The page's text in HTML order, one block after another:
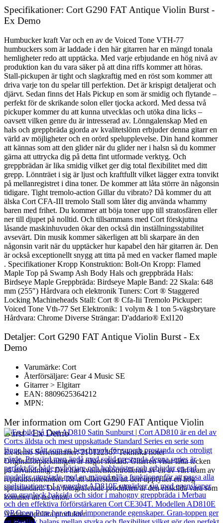
Specifikationer: Cort G290 FAT Antique Violin Burst -
Ex Demo
Humbucker kraft Var och en av de Voiced Tone VTH-77
humbuckers som är laddade i den här gitarren har en mängd tonala
hemligheter redo att upptäcka. Med varje erbjudande en hög nivå av
produktion kan du vara säker på att dina riffs kommer att höras.
Stall-pickupen är tight och slagkraftig med en röst som kommer att
driva varje ton du spelar till perfektion. Det är krispigt detaljerat och
djärvt. Sedan finns det Hals Pickup en som är smidig och flytande –
perfekt för de skrikande solon eller tjocka ackord. Med dessa två
pickuper kommer du att kunna utvecklas och utöka dina licks –
oavsett vilken genre du är intresserad av. Lönngalenskap Med en
hals och greppbräda gjorda av kvalitetslönn erbjuder denna gitarr en
värld av möjligheter och en orörd spelupplevelse. Din hand kommer
att kännas som att den glider när du glider ner i halsn så du kommer
gärna att uttrycka dig på detta fint utformade verktyg. Och
greppbrädan är lika smidig vilket ger dig total flexibilitet med ditt
grepp. Lönnträet i sig är ljust och kraftfullt vilket lägger extra tonvikt
på mellanregistret i dina toner. De kommer att låta större än någonsin
tidigare. Tight tremolo-action Gillar du vibrato? Då kommer du att
älska Cort CFA-III tremolo Stall som låter dig använda whammy
baren med frihet. Du kommer att böja toner upp till stratosfären eller
ner till djupet på nolltid. Och tillsammans med Cort förskjutna
låsande maskinhuvuden ökar den också din inställningsstabilitet
avsevärt. Din musik kommer säkerligen att bli skarpare än den
någonsin varit när du upptäcker hur kapabel den här gitarren är. Den
är också exceptionellt snygg att titta på med en vacker flamed maple
. Specifikationer Kropp Konstruktion: Bolt-On Kropp: Flamed
Maple Top på Swamp Ash Body Hals och greppbräda Hals:
Birdseye Maple Greppbräda: Birdseye Maple Band: 22 Skala: 648
mm (255″) Hårdvara och elektronik Tuners: Cort ® Staggered
Locking Machineheads Stall: Cort ® Cfa-Iii Tremolo Pickuper:
Voiced Tone Vth-77 Set Elektronik: 1 volym & 1 ton 5-vägsbrytare
Hårdvara: Chrome Diverse Strängar: D'addario® Exl120
Detaljer: Cort G290 FAT Antique Violin Burst - Ex
Demo
Varumärke: Cort
Återförsäljare: Gear 4 Music SE
Gitarrer > Elgitarr
EAN: 8809625364212
MPN:
Mer information om Cort G290 FAT Antique Violin
Burst - Ex Demo
Ex-demo Serienummer: 210122367 Tekniska noter
Originalförpackningen är något skadad. Gitarren visar lätta tecken
på användning. Den har kvalitetskontrollerats av en av vårt team av
reparationstekniker för att säkerställa att den uppfyller en hög
spelstandard. Den fotograferade produkten är den enskilda vara som
kommer att tas emot.
Andra populära produkter